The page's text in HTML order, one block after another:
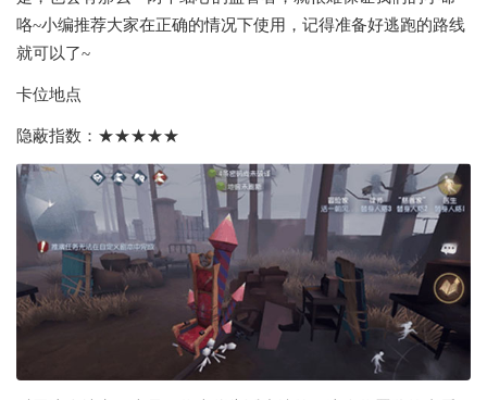
咯~小编推荐大家在正确的情况下使用，记得准备好逃跑的路线
就可以了~
卡位地点
隐蔽指数：★★★★★